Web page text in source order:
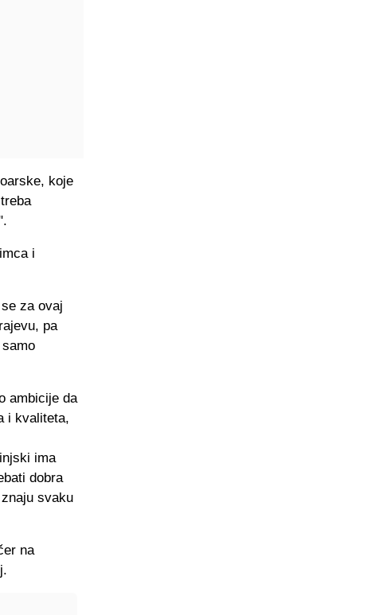
koje
i
za ovaj
pa
ambicije da
i kvaliteta,
ima
dobra
svaku
na